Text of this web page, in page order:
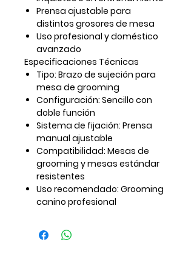
Prensa ajustable para
distintos grosores de mesa
Uso profesional y doméstico
avanzado
Especificaciones Técnicas
Tipo: Brazo de sujeción para
mesa de grooming
Configuración: Sencillo con
doble función
Sistema de fijación: Prensa
manual ajustable
Compatibilidad: Mesas de
grooming y mesas estándar
resistentes
Uso recomendado: Grooming
canino profesional